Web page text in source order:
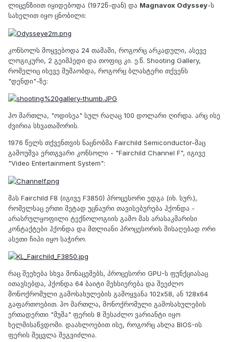
ლიცენზიით იყიდებოდა (1972წ-დან) და Magnavox Odyssey-ს
სახელით იყო ცნობილი:
კონსოლს მოყვებოდა 24 თამაში, როგორც არკადული, ასევე
ლოგიკური, 2 გეიმპედი და თოფიც კი. ე.წ. Shooting Gallery,
რომელიც ისევე მუშაობდა, როგორც ბლასტერი თქვენს
"დენდი"-ზე:
ჰო მართლა, "ოდისეა" სულ რაღაც 100 დოლარი ღირდა. არც ისე
ძვირია სხვათაშორის.
1976 წელს თქვენთვის ნაცნობმა Fairchild Semiconductor-მაც
გამოუშვა ერთგვარი კონსოლი - "Fairchild Channel F", იგივე
"Video Entertainment System":
მას Fairchild F8 (იგივე F3850) პროცესორი ედგა (იხ. სურ.),
რომელსაც ერთი მეტად უცნაური თავისებურება ჰქონდა -
არასრულყოფილი ტექნოლოგიის გამო მას არასაკმარისი
კონტაქტები ჰქონდა და მთლიანი პროცესორის მისაღებად ორი
ასეთი ჩიპი იყო საჭირო.
რაც შეეხება სხვა მონაცემებს, პროცესორი GPU-ს ფუნქციასაც
ითავსებდა, ჰქონდა 64 ბაიტი მეხსიერება და შეეძლო
მონოქრომული გამოსახულების გამოყვანა 102x58, ან 128x64
გაფართოებით. ჰო მართლა, მონოქრომული გამოსახულების
ერთადერთი "მუშა" ფერის 8 შესაძლო ვარიანტი იყო
ხელმისაწვდომი. დაახლოებით ისე, როგორც ახლა BIOS-ის
ფერის შეცვლა შეგვიძლია.